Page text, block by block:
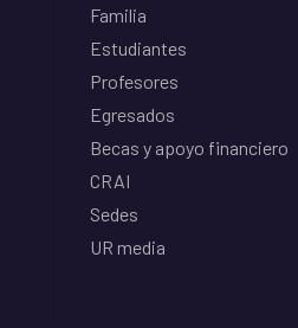
Familia
Estudiantes
Profesores
Egresados
Becas y apoyo financiero
CRAI
Sedes
UR media